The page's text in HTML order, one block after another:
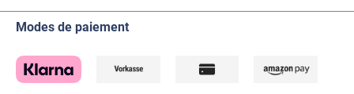
Modes de paiement